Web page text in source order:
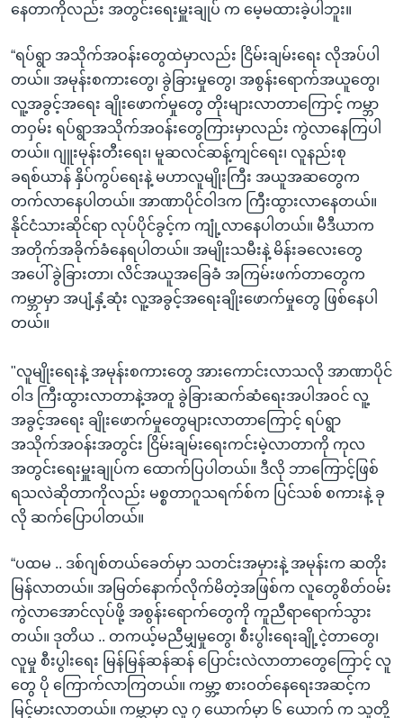
နေတာကိုလည်း အတွင်းရေးမှူးချုပ် က မေ့မထားခဲ့ပါဘူး။
“ရပ်ရွာ အသိုက်အဝန်းတွေထဲမှာလည်း ငြိမ်းချမ်းရေး လိုအပ်ပါ
တယ်။ အမုန်းစကားတွေ၊ ခွဲခြားမှုတွေ၊ အစွန်းရောက်အယူတွေ၊
လူ့အခွင့်အရေး ချိုးဖောက်မှုတွေ တိုးများလာတာကြောင့် ကမ္ဘာ
တဝှမ်း ရပ်ရွာအသိုက်အဝန်းတွေကြားမှာလည်း ကွဲလာနေကြပါ
တယ်။ ဂျူးမုန်းတီးရေး၊ မူဆလင်ဆန့်ကျင်ရေး၊ လူနည်းစု
ခရစ်ယာန် နှိပ်ကွပ်ရေးနဲ့ မဟာလူမျိုးကြီး အယူအဆတွေက
တက်လာနေပါတယ်။ အာဏာပိုင်ဝါဒက ကြီးထွားလာနေတယ်။
နိုင်ငံသားဆိုင်ရာ လုပ်ပိုင်ခွင့်က ကျုံ့လာနေပါတယ်။ မီဒီယာက
အတိုက်အခိုက်ခံနေရပါတယ်။ အမျိုးသမီးနဲ့ မိန်းခလေးတွေ
အပေါ် ခွဲခြားတာ၊ လိင်အယူအခြေခံ အကြမ်းဖက်တာတွေက
ကမ္ဘာမှာ အပျံ့နှံ့ဆုံး လူ့အခွင့်အ‌ရေးချိုးဖောက်မှုတွေ ဖြစ်နေပါ
တယ်။
"လူမျိုးရေးနဲ့ အမုန်းစကားတွေ အားကောင်းလာသလို အာဏာပိုင်
ဝါဒ ကြီးထွားလာတာနဲ့အတူ ခွဲခြားဆက်ဆံရေးအပါအဝင် လူ့
အခွင့်အရေး ချိုးဖောက်မှုတွေများလာတာကြောင့် ရပ်ရွာ
အသိုက်အဝန်းအတွင်း ငြိမ်းချမ်းရေးကင်းမဲ့လာတာကို ကုလ
အတွင်းရေးမှူးချုပ်က ထောက်ပြပါတယ်။ ဒီလို ဘာကြောင့်ဖြစ်
ရသလဲဆိုတာကိုလည်း မစ္စတာဂူသရက်စ်က ပြင်သစ် စကားနဲ့ ခု
လို ဆက်ပြောပါတယ်။
“ပထမ .. ဒစ်ဂျစ်တယ်ခေတ်မှာ သတင်းအမှားနဲ့ အမုန်းက ဆတိုး
မြန်လာတယ်။ အမြတ်နောက်လိုက်မိတဲ့အဖြစ်က လူတွေစိတ်ဝမ်း
ကွဲလာအောင်လုပ်ဖို့ အစွန်းရောက်တွေကို ကူညီရာရောက်သွား
တယ်။ ဒုတိယ .. တကယ့်မညီမျှမှုတွေ၊ စီးပွါးရေးချို့ငဲ့တာတွေ၊
လူမှု စီးပွါးရေး မြန်မြန်ဆန်ဆန် ပြောင်းလဲလာတာတွေကြောင့် လူ
တွေ ပို ကြောက်လာကြတယ်။ ကမ္ဘာ့ စားဝတ်နေရေးအဆင့်က
မြင့်မားလာတယ်။ ကမ္ဘာမှာ လူ ၇ ယောက်မှာ ၆ ယောက် က သူတို့